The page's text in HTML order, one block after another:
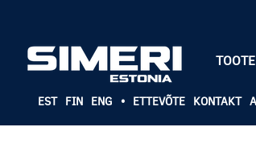
EST FIN ENG • ETTEVÕTE KONTAKT